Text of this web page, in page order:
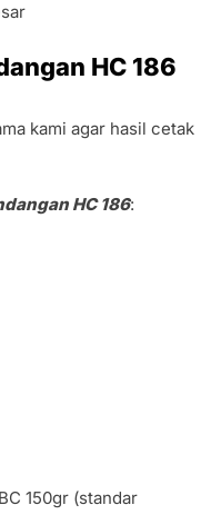
HC 186
kami agar hasil cetak
HC 186:
150gr (standar